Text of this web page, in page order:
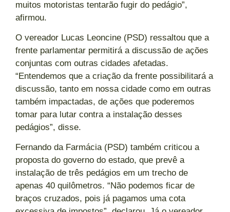
muitos motoristas tentarão fugir do pedágio”,
afirmou.
O vereador Lucas Leoncine (PSD) ressaltou que a
frente parlamentar permitirá a discussão de ações
conjuntas com outras cidades afetadas.
“Entendemos que a criação da frente possibilitará a
discussão, tanto em nossa cidade como em outras
também impactadas, de ações que poderemos
tomar para lutar contra a instalação desses
pedágios”, disse.
Fernando da Farmácia (PSD) também criticou a
proposta do governo do estado, que prevê a
instalação de três pedágios em um trecho de
apenas 40 quilômetros. “Não podemos ficar de
braços cruzados, pois já pagamos uma cota